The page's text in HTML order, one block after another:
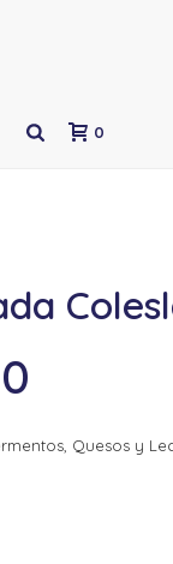
0
Quesos y